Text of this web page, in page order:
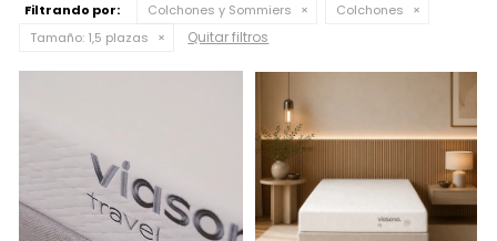
Filtrando por: Colchones y Sommiers
Colchones
Tamaño: 1,5 plazas Quitar filtros